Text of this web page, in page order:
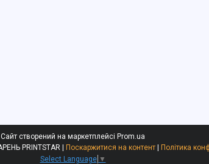
Сайт створений на маркетплейсі Prom.ua
Поскаржитися на контент
Політика
Select Language ▼